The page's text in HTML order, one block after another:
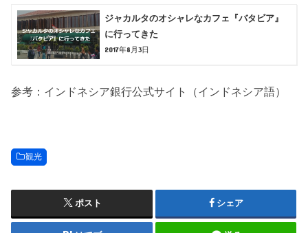
ジャカルタのオシャレなカフェ『バタビア』
に行ってきた
2017年8月3日
参考：インドネシア銀行公式サイト（インドネシア語）
観光
ポスト シェア